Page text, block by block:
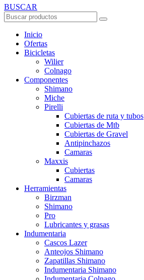
BUSCAR
Inicio
Ofertas
Bicicletas
Wilier
Colnago
Componentes
Shimano
Miche
Pirelli
Cubiertas de ruta y tubos
Cubiertas de Mtb
Cubiertas de Gravel
Antipinchazos
Camaras
Maxxis
Cubiertas
Camaras
Herramientas
Birzman
Shimano
Pro
Lubricantes y grasas
Indumentaria
Cascos Lazer
Anteojos Shimano
Zapatillas Shimano
Indumentaria Shimano